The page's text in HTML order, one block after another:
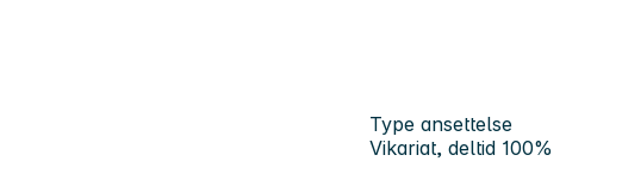
Type ansettelse
Vikariat, deltid 100%